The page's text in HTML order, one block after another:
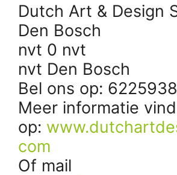
Dutch Art & Design
Den Bosch
nvt 0 nvt
nvt Den Bosch
Bel ons op:
Meer informatie
op:
com
Of mail